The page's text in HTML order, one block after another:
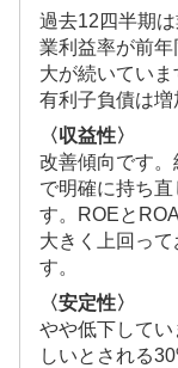
過去12四半期
業利益率が前
大が続いていま
有利子負債は増
〈収益性〉
改善傾向です
で明確に持ち
す。ROEと
大きく上回っ
す。
〈安定性〉
やや低下してい
しいとされる